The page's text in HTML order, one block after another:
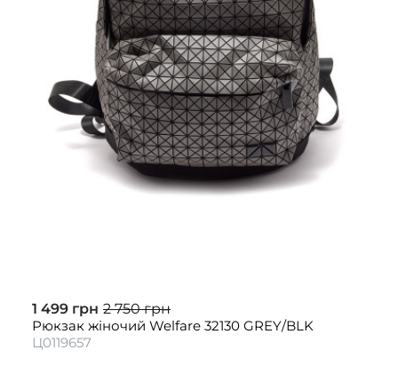
1 499 грн 2 750 грн
Рюкзак жіночий Welfare 32130 GREY/BLK
Ц0119657